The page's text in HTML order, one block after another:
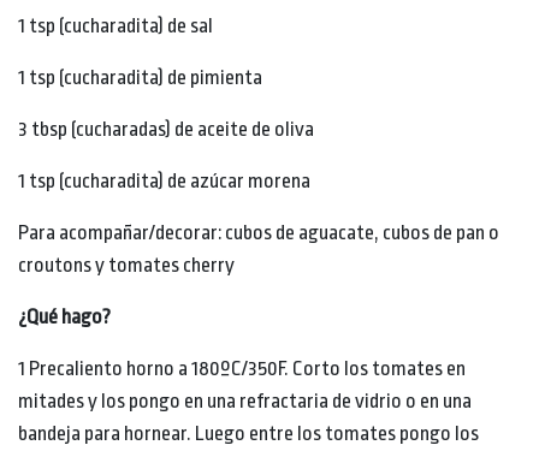
1 tsp (cucharadita) de sal
1 tsp (cucharadita) de pimienta
3 tbsp (cucharadas) de aceite de oliva
1 tsp (cucharadita) de azúcar morena
Para acompañar/decorar: cubos de aguacate, cubos de pan o
croutons y tomates cherry
¿Qué hago?
1 Precaliento horno a 180ºC/350F. Corto los tomates en
mitades y los pongo en una refractaria de vidrio o en una
bandeja para hornear. Luego entre los tomates pongo los